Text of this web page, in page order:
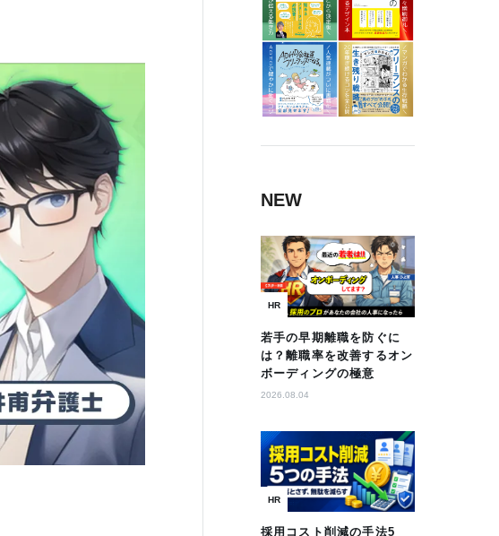
NEW
HR
若手の早期離職を防ぐに
は？離職率を改善するオン
ボーディングの極意
2026.08.04
HR
採用コスト削減の手法5